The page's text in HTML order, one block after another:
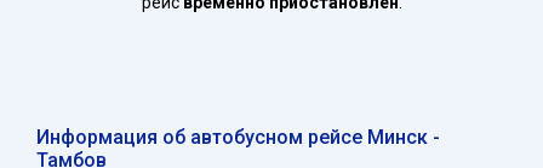
Информация об автобусном рейсе Минск -
Тамбов